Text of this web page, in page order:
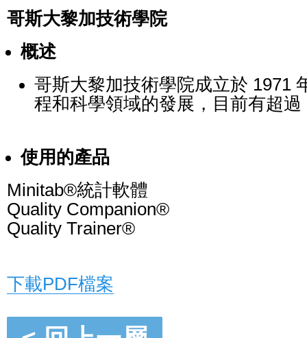
哥斯大黎加技術學院
概述
哥斯大黎加技術學院成立於 1971
程和科學領域的發展，目前有超過
使用的產品
Minitab®統計軟體
Quality Companion®
Quality Trainer®
下載PDF檔案